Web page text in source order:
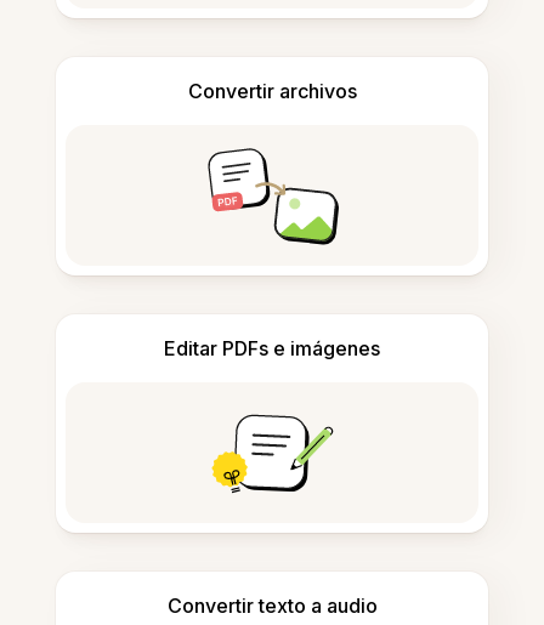
Convertir archivos
Editar PDFs e imágenes
Convertir texto a audio